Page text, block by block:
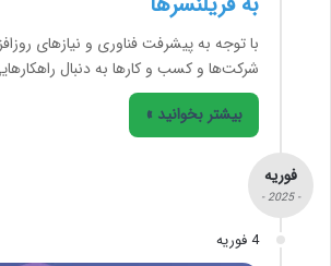
با توجه به پیشرفت فناوری و نیازهای
شرکت‌ها و کسب و کارها به دنبال
بیشتر بخوانید »
فوریه
- 2025 -
4 فوریه